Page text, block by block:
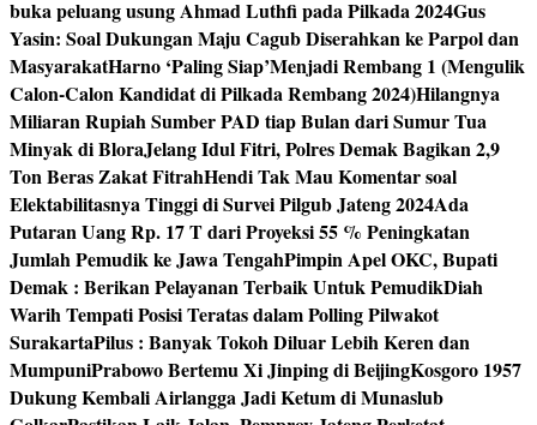
buka peluang usung Ahmad Luthfi pada Pilkada 2024Gus
Yasin: Soal Dukungan Maju Cagub Diserahkan ke Parpol dan
MasyarakatHarno ‘Paling Siap’Menjadi Rembang 1 (Mengulik
Calon-Calon Kandidat di Pilkada Rembang 2024)Hilangnya
Miliaran Rupiah Sumber PAD tiap Bulan dari Sumur Tua
Minyak di BloraJelang Idul Fitri, Polres Demak Bagikan 2,9
Ton Beras Zakat FitrahHendi Tak Mau Komentar soal
Elektabilitasnya Tinggi di Survei Pilgub Jateng 2024Ada
Putaran Uang Rp. 17 T dari Proyeksi 55 % Peningkatan
Jumlah Pemudik ke Jawa TengahPimpin Apel OKC, Bupati
Demak : Berikan Pelayanan Terbaik Untuk PemudikDiah
Warih Tempati Posisi Teratas dalam Polling Pilwakot
SurakartaPilus : Banyak Tokoh Diluar Lebih Keren dan
MumpuniPrabowo Bertemu Xi Jinping di BeijingKosgoro 1957
Dukung Kembali Airlangga Jadi Ketum di Munaslub